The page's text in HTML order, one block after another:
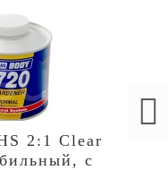
2:1 Clear
c